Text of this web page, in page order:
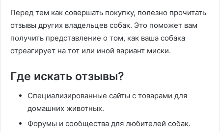
Перед тем как совершать покупку, полезно прочитать
отзывы других владельцев собак. Это поможет вам
получить представление о том, как ваша собака
отреагирует на тот или иной вариант миски.
Где искать отзывы?
Специализированные сайты с товарами для
домашних животных.
Форумы и сообщества для любителей собак.